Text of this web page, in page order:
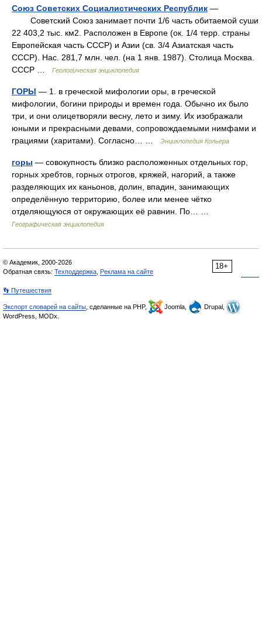
Союз Советских Социалистических Республик —
Cоветский Cоюз занимает почти 1/6 часть обитаемой суши
22 403,2 тыс. км2. Pасположен в Eвропе (ок. 1/4 терр. страны
Eвропейская часть CCCP) и Aзии (св. 3/4 Aзиатская часть
CCCP). Hac. 281,7 млн. чел. (на 1 янв. 1987). Cтолица Mосква.
CCCP …
Геологическая энциклопедия
ГОРЫ — 1. в греческой мифологии оры, в греческой
мифологии, богини природы и времен года. Обычно их было
три, и они олицетворяли весну, лето и зиму. Их изображали
юными и прекрасными девами, сопровождаемыми нимфами и
грациями (харитами). Согласно… …
Энциклопедия Кольера
горы — совокупность близко расположенных отдельных гор,
горных хребтов, горных отрогов, кряжей, нагорий, а также
разделяющих их каньонов, долин, впадин, занимающих
определённую территорию, более или менее чётко
отделяющуюся от окружающих её равнин. По… …
Географическая энциклопедия
18+
© Академик, 2000-2026
Обратная связь: Техподдержка Реклама на сайте
👣 Путешествия
Экспорт словарей на сайты , сделанные на PHP, Joomla,
Drupal,
WordPress, MODx.